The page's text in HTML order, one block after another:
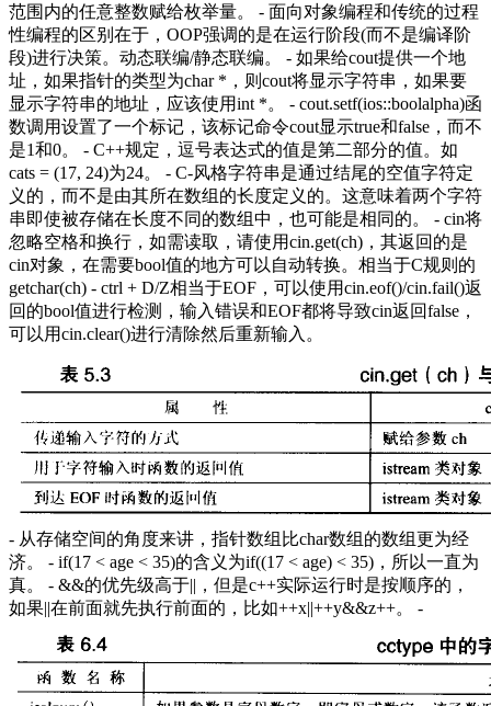
范围内的任意整数赋给枚举量。 - 面向对象编程和传统的过程
性编程的区别在于，OOP强调的是在运行阶段(而不是编译阶
段)进行决策。动态联编/静态联编。 - 如果给cout提供一个地
址，如果指针的类型为char *，则cout将显示字符串，如果要
显示字符串的地址，应该使用int *。 - cout.setf(ios::boolalpha)函
数调用设置了一个标记，该标记命令cout显示true和false，而不
是1和0。 - C++规定，逗号表达式的值是第二部分的值。如
cats = (17, 24)为24。 - C-风格字符串是通过结尾的空值字符定
义的，而不是由其所在数组的长度定义的。这意味着两个字符
串即使被存储在长度不同的数组中，也可能是相同的。 - cin将
忽略空格和换行，如需读取，请使用cin.get(ch)，其返回的是
cin对象，在需要bool值的地方可以自动转换。相当于C规则的
getchar(ch) - ctrl + D/Z相当于EOF，可以使用cin.eof()/cin.fail()返
回的bool值进行检测，输入错误和EOF都将导致cin返回false，
可以用cin.clear()进行清除然后重新输入。
- 从存储空间的角度来讲，指针数组比char数组的数组更为经
济。 - if(17 < age < 35)的含义为if((17 < age) < 35)，所以一直为
真。 - &&的优先级高于||，但是c++实际运行时是按顺序的，
如果||在前面就先执行前面的，比如++x||++y&&z++。 -